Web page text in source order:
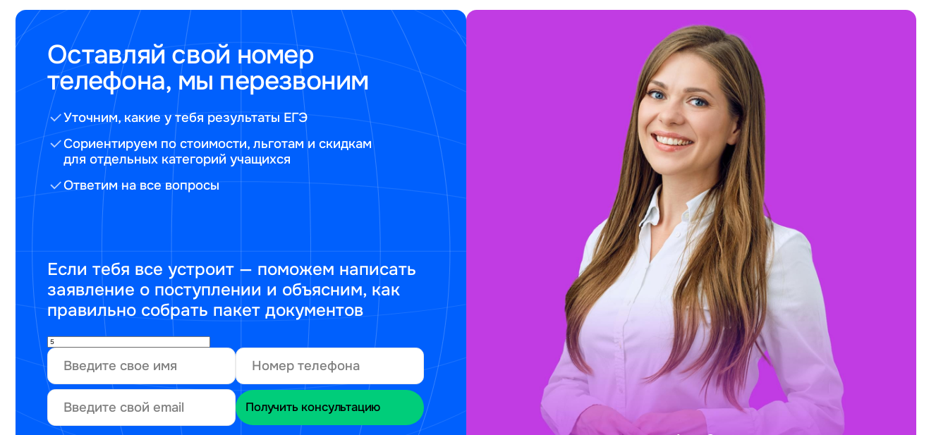
Оставляй свой номер
телефона, мы перезвоним
Уточним, какие у тебя результаты ЕГЭ
Сориентируем по стоимости, льготам и скидкам
для отдельных категорий учащихся
Ответим на все вопросы
Если тебя все устроит — поможем написать
заявление о поступлении и объясним, как
правильно собрать пакет документов